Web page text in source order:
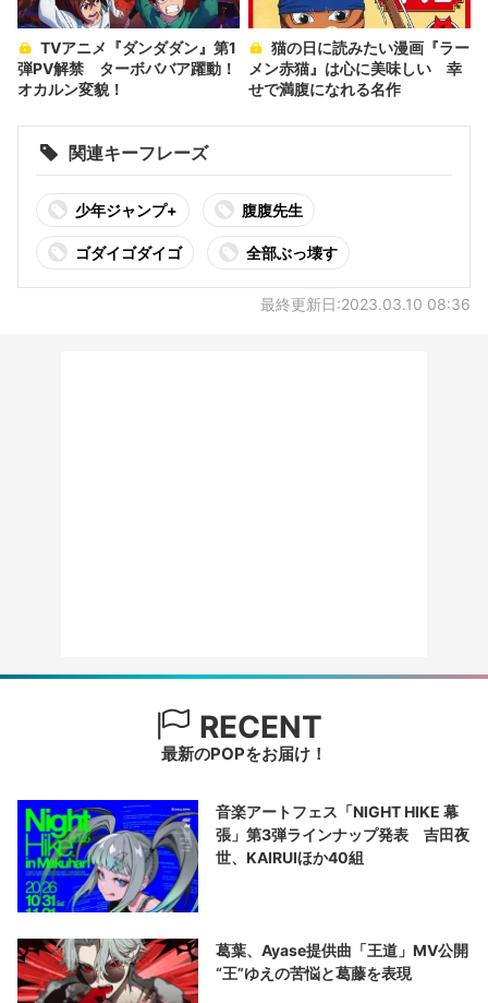
弾PV解禁 ターボババア躍動！
オカルン変貌！
メン赤猫』は心に美味しい 幸
せで満腹になれる名作
関連キーフレーズ
少年ジャンプ+ 腹腹先生
ゴダイゴダイゴ 全部ぶっ壊す
最終更新日:2023.03.10 08:36
RECENT
最新のPOPをお届け！
音楽アートフェス「NIGHT HIKE 幕
張」第3弾ラインナップ発表 吉田夜
世、KAIRUIほか40組
葛葉、Ayase提供曲「王道」MV公開
“王”ゆえの苦悩と葛藤を表現